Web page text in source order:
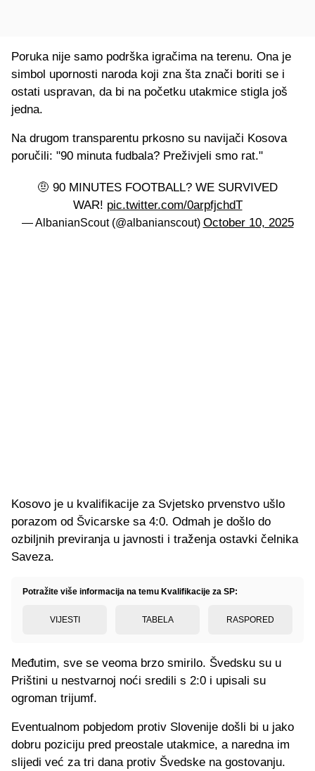
Poruka nije samo podrška igračima na terenu. Ona je
simbol upornosti naroda koji zna šta znači boriti se i
ostati uspravan, da bi na početku utakmice stigla još
jedna.
Na drugom transparentu prkosno su navijači Kosova
poručili: "90 minuta fudbala? Preživjeli smo rat."
🤨 90 MINUTES FOOTBALL? WE SURVIVED
WAR! pic.twitter.com/0arpfjchdT
— AlbanianScout (@albanianscout) October 10, 2025
Kosovo je u kvalifikacije za Svjetsko prvenstvo ušlo
porazom od Švicarske sa 4:0. Odmah je došlo do
ozbiljnih previranja u javnosti i traženja ostavki čelnika
Saveza.
Potražite više informacija na temu Kvalifikacije za SP:
VIJESTI TABELA RASPORED
Međutim, sve se veoma brzo smirilo. Švedsku su u
Prištini u nestvarnoj noći sredili s 2:0 i upisali su
ogroman trijumf.
Eventualnom pobjedom protiv Slovenije došli bi u jako
dobru poziciju pred preostale utakmice, a naredna im
slijedi već za tri dana protiv Švedske na gostovanju.